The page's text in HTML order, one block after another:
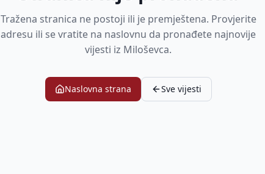
Tražena stranica ne postoji ili je premještena. Provjerite
adresu ili se vratite na naslovnu da pronađete najnovije
vijesti iz Miloševca.
Naslovna strana Sve vijesti